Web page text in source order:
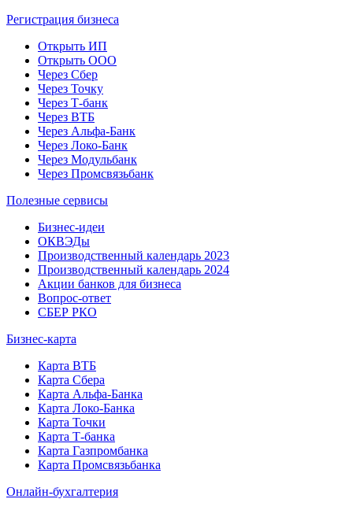
Регистрация бизнеса
Открыть ИП
Открыть ООО
Через Сбер
Через Точку
Через Т-банк
Через ВТБ
Через Альфа-Банк
Через Локо-Банк
Через Модульбанк
Через Промсвязьбанк
Полезные сервисы
Бизнес-идеи
ОКВЭДы
Производственный календарь 2023
Производственный календарь 2024
Акции банков для бизнеса
Вопрос-ответ
СБЕР РКО
Бизнес-карта
Карта ВТБ
Карта Сбера
Карта Альфа-Банка
Карта Локо-Банка
Карта Точки
Карта Т-банка
Карта Газпромбанка
Карта Промсвязьбанка
Онлайн-бухгалтерия